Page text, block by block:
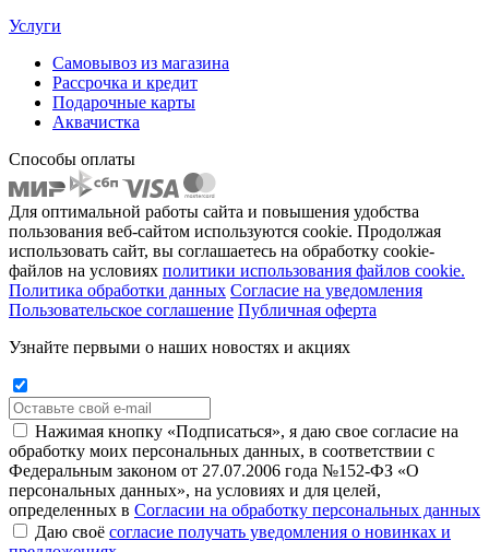
Услуги
Самовывоз из магазина
Рассрочка и кредит
Подарочные карты
Аквачистка
Способы оплаты
Для оптимальной работы сайта и повышения удобства
пользования веб-сайтом используются cookie. Продолжая
использовать сайт, вы соглашаетесь на обработку cookie-
файлов на условиях политики использования файлов cookie.
Политика обработки данных Согласие на уведомления
Пользовательское соглашение Публичная оферта
Узнайте первыми о наших новостях и акциях
Нажимая кнопку «Подписаться», я даю свое согласие на
обработку моих персональных данных, в соответствии с
Федеральным законом от 27.07.2006 года №152-ФЗ «О
персональных данных», на условиях и для целей,
определенных в Согласии на обработку персональных данных
Даю своё согласие получать уведомления о новинках и